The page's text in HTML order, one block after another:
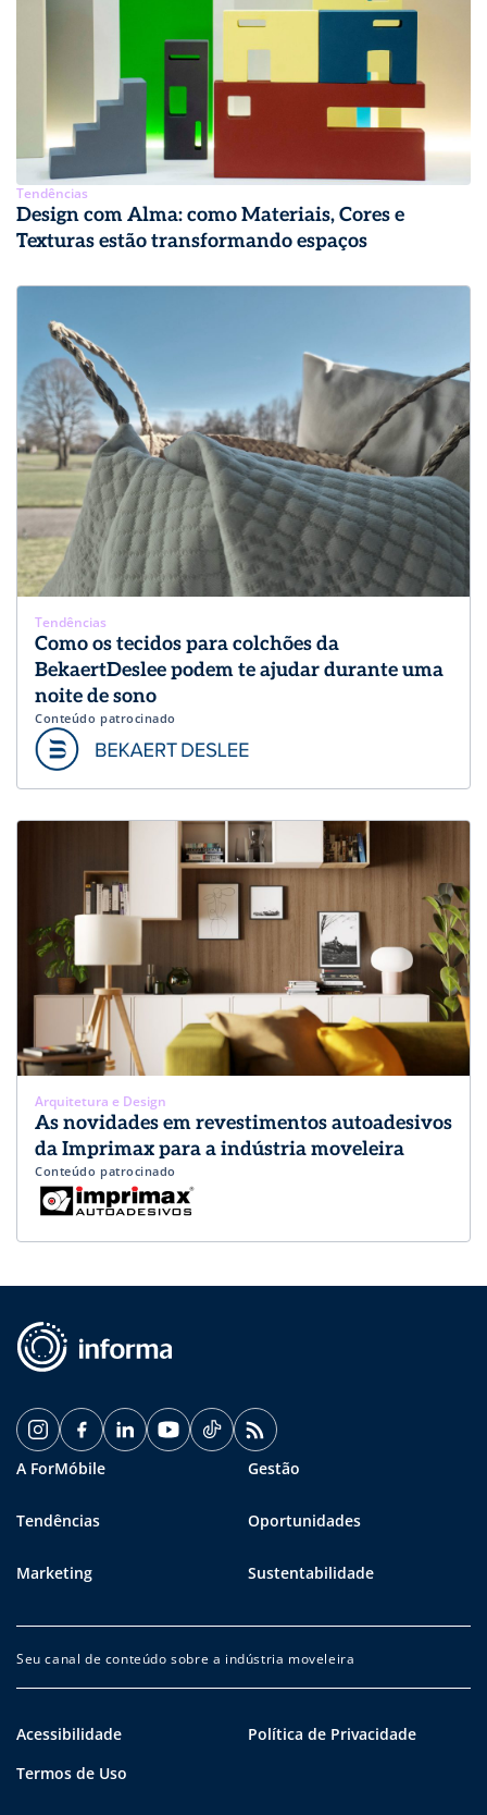
Tendências
Design com Alma: como Materiais, Cores e
Texturas estão transformando espaços
Tendências
Como os tecidos para colchões da
BekaertDeslee podem te ajudar durante uma
noite de sono
Conteúdo patrocinado
Arquitetura e Design
As novidades em revestimentos autoadesivos
da Imprimax para a indústria moveleira
Conteúdo patrocinado
A ForMóbile Gestão
Tendências Oportunidades
Marketing Sustentabilidade
Seu canal de conteúdo sobre a indústria moveleira
Acessibilidade
Política de Privacidade
Termos de Uso